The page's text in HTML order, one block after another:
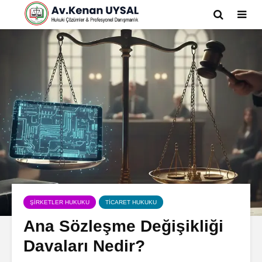
ŞIRKETLER HUKUKU TICARET HUKUKU
Ana Sözleşme Değişikliği
Davaları Nedir?